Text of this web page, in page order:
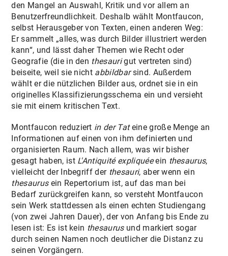
den Mangel an Auswahl, Kritik und vor allem an
Benutzerfreundlichkeit. Deshalb wählt Montfaucon,
selbst Herausgeber von Texten, einen anderen Weg:
Er sammelt „alles, was durch Bilder illustriert werden
kann“, und lässt daher Themen wie Recht oder
Geografie (die in den thesaurigut vertreten sind)
beiseite, weil sie nicht abbildbarsind. Außerdem
wählt er die nützlichen Bilder aus, ordnet sie in ein
originelles Klassifizierungsschema ein und versieht
sie mit einem kritischen Text.
Montfaucon reduziert in der Tateine große Menge an
Informationen auf einen von ihm definierten und
organisierten Raum. Nach allem, was wir bisher
gesagt haben, ist L'Antiquité expliquéeein thesaurus,
vielleicht der Inbegriff der thesauri, aber wenn ein
thesaurusein Repertorium ist, auf das man bei
Bedarf zurückgreifen kann, so versteht Montfaucon
sein Werk stattdessen als einen echten Studiengang
(von zwei Jahren Dauer), der von Anfang bis Ende zu
lesen ist: Es ist kein thesaurusund markiert sogar
durch seinen Namen noch deutlicher die Distanz zu
seinen Vorgängern.